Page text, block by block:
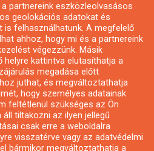
All rights reserved.
partnereink eszközleolvasásos
geolokációs adatokat és
felhasználhatunk. A megfelelő
ahhoz, hogy mi és a partnereink
végezzünk. Másik
helyre kattintva elutasíthatja a
megadása előtt
juthat, és megváltoztathatja
hogy személyes adatainak
feltétlenül szükséges az Ön
tiltakozni az ilyen jellegű
csak erre a weboldalra
visszatérve vagy az adatvédelmi
bármikor megváltoztathatja a